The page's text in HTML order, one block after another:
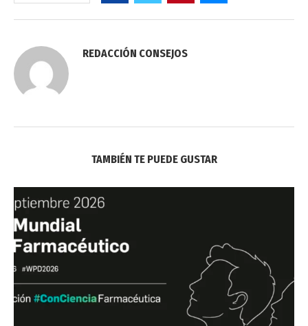
REDACCIÓN CONSEJOS
TAMBIÉN TE PUEDE GUSTAR